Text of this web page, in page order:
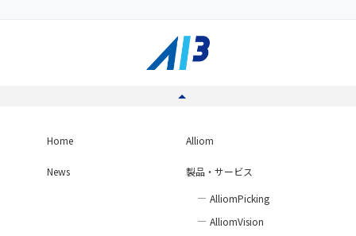
Home
News
Alliom
製品・サービス
AlliomPicking
AlliomVision